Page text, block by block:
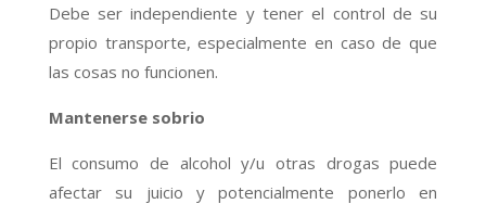
Debe ser independiente y tener el control de su
propio transporte, especialmente en caso de que
las cosas no funcionen.
Mantenerse sobrio
El consumo de alcohol y/u otras drogas puede
afectar su juicio y potencialmente ponerlo en